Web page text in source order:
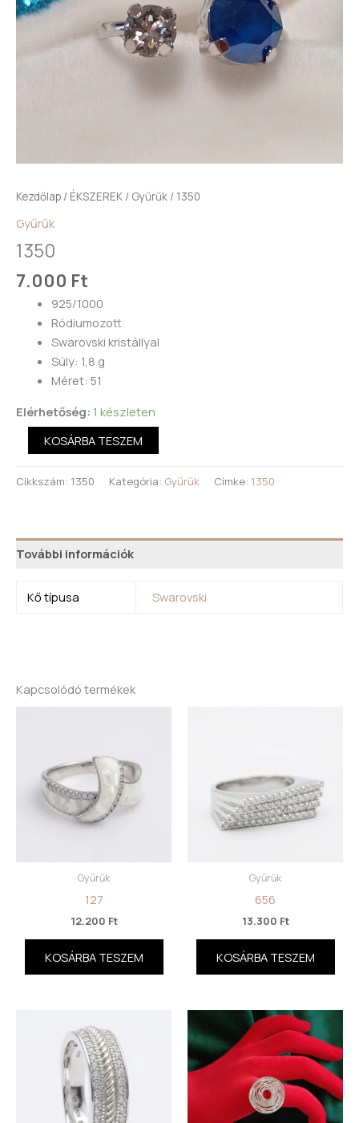
Kezdőlap / ÉKSZEREK / Gyűrűk / 1350
Gyűrűk
1350
7.000 Ft
925/1000
Ródiumozott
Swarovski kristállyal
Súly: 1,8 g
Méret: 51
Elérhetőség: 1 készleten
KOSÁRBA TESZEM
Cikkszám: 1350 Kategória: Gyűrűk Címke: 1350
További információk
Kő típusa Swarovski
Kapcsolódó termékek
Gyűrűk
127
12.200 Ft
KOSÁRBA TESZEM
Gyűrűk
656
13.300 Ft
KOSÁRBA TESZEM